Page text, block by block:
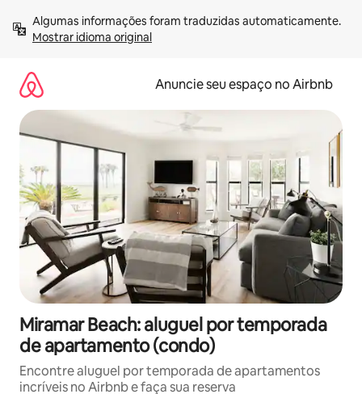
para
Mostrar idioma original
Anuncie seu espaço no Airbnb
Miramar Beach: aluguel por temporada
de apartamento (condo)
Encontre aluguel por temporada de apartamentos
incríveis no Airbnb e faça sua reserva